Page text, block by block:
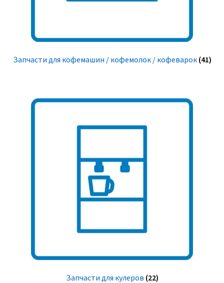
Запчасти для кофемашин / кофемолок / кофеварок (41)
Запчасти для кулеров (22)